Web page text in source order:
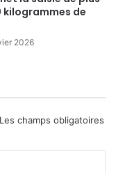
kilogrammes de
2026
Les champs obligatoires